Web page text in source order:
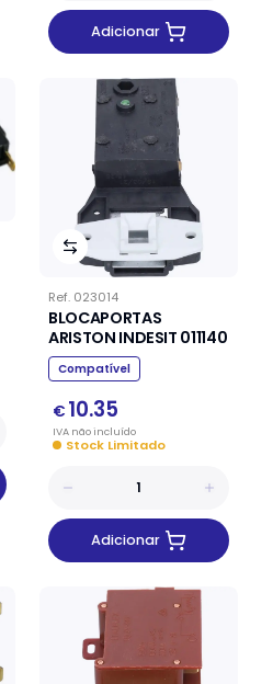
Adicionar
Ref. 023014
BLOCAPORTAS
ARISTON INDESIT 011140
Compatível
€ 10.35
IVA nãoincluído
Stock Limitado
Adicionar